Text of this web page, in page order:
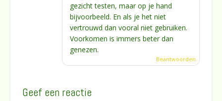
gezicht testen, maar op je hand
bijvoorbeeld. En als je het niet
vertrouwd dan vooral niet gebruiken.
Voorkomen is immers beter dan
genezen.
Beantwoorden
Geef een reactie